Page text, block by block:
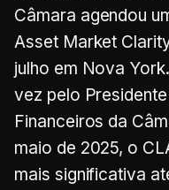
Câmara agendou
Asset Market
julho em Nova
vez pelo
Financeiros da
maio de 2025, o
mais significativa